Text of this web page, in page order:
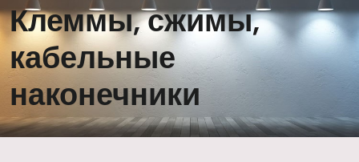
Клеммы, сжимы,
кабельные
наконечники